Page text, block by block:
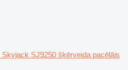
Skyjack SJ9250 šķērveida pacēlājs